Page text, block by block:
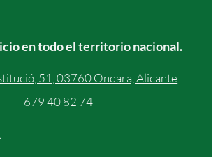
en todo el territorio nacional.
51, 03760 Ondara, Alicante
679 40 82 74